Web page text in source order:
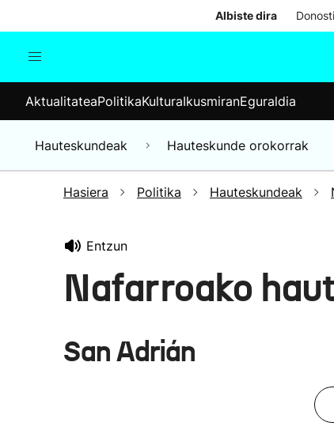
Albiste dira
Munduko albisteak
Hauteskundeak
AktualitateaPolitikaKulturaIkusmiranEguraldia
Hauteskundeak Hauteskunde orokorrak
Hasiera Politika Hauteskundeak
Entzun
Nafarroako
San Adrián